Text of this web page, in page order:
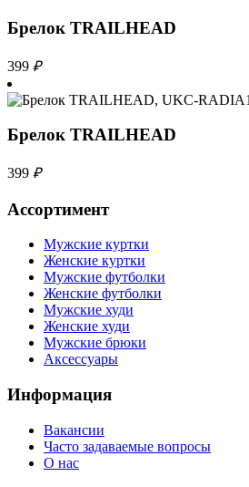
Брелок TRAILHEAD
399 ₽
Брелок TRAILHEAD
399 ₽
Ассортимент
Мужские куртки
Женские куртки
Мужские футболки
Женские футболки
Мужские худи
Женские худи
Мужские брюки
Аксессуары
Информация
Вакансии
Часто задаваемые вопросы
О нас